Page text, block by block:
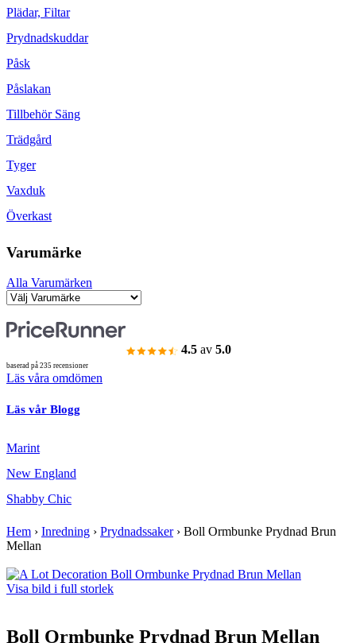
Plädar, Filtar
Prydnadskuddar
Påsk
Påslakan
Tillbehör Säng
Trädgård
Tyger
Vaxduk
Överkast
Varumärke
Alla Varumärken
4.5 av 5.0
baserad på 235 recensioner
Läs våra omdömen
Läs vår Blogg
Marint
New England
Shabby Chic
Hem › Inredning › Prydnadssaker› Boll Ormbunke Prydnad Brun
Mellan
Visa bild i full storlek
Boll Ormbunke Prydnad Brun Mellan